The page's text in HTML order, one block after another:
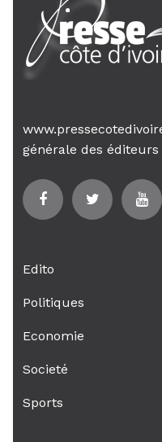
générale des
Edito
Politiques
Economie
Societé
Sports